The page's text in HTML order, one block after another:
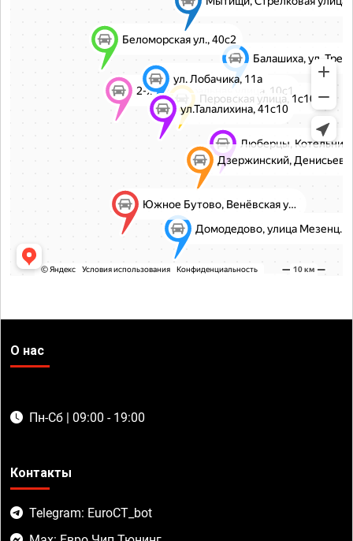
О нас
Пн-Сб | 09:00 - 19:00
Контакты
Telegram: EuroCT_bot